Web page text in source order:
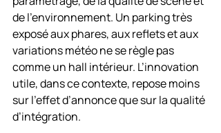
de l’environnement. Un parking très
exposé aux phares, aux reflets et aux
variations météo ne se règle pas
comme un hall intérieur. L’innovation
utile, dans ce contexte, repose moins
sur l’effet d’annonce que sur la qualité
d’intégration.